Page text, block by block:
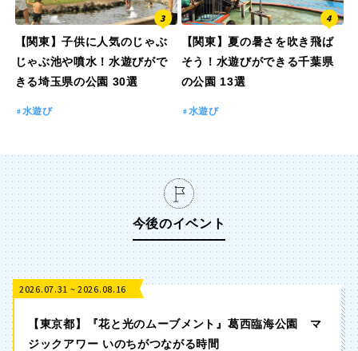
【関東】子供に人気のじゃぶ
じゃぶ池や噴水！水遊びがで
きる埼玉県の公園 30選
水遊び
【関東】夏の暑さを吹き飛ば
そう！水遊びができる千葉県
の公園 13選
水遊び
今後のイベント
2026.07.31 ~ 2026.08.16
【東京都】『花と光のムーブメント』葛西臨海公園 マ
ジックアワー いのちがつながる時間